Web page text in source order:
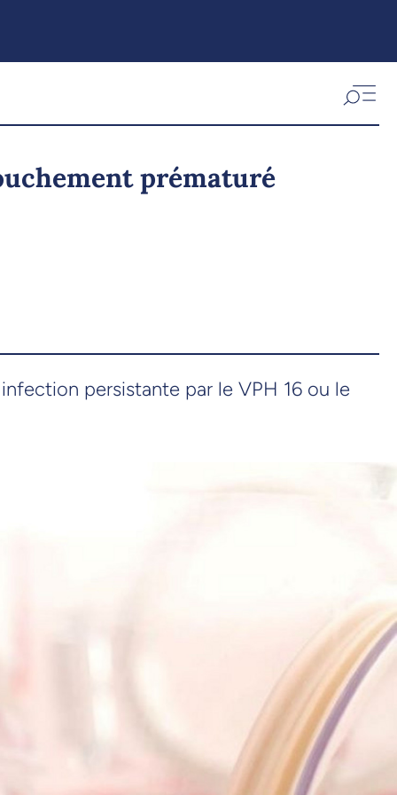
prématuré
persistante par le VPH 16 ou le